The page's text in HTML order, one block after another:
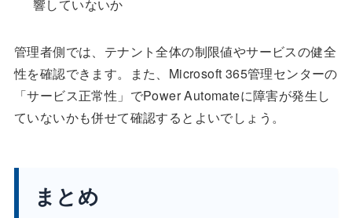
響していないか
管理者側では、テナント全体の制限値やサービスの健全
性を確認できます。また、Microsoft 365管理センターの
「サービス正常性」でPower Automateに障害が発生し
ていないかも併せて確認するとよいでしょう。
まとめ